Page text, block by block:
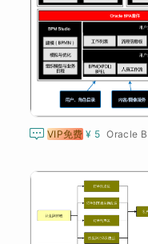
 VIP免费 ¥ 5 Oracle